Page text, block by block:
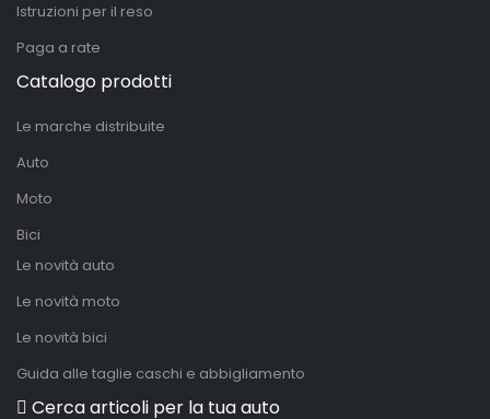
Istruzioni per il reso
Paga a rate
Catalogo prodotti
Le marche distribuite
Auto
Moto
Bici
Le novità auto
Le novità moto
Le novità bici
Guida alle taglie caschi e abbigliamento
Cerca articoli per la tua auto